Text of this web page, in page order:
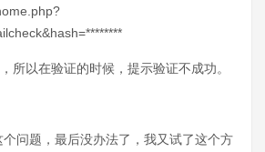
所以在验证的时候，提示验证不成功。
问题，最后没办法了，我又试了这个方